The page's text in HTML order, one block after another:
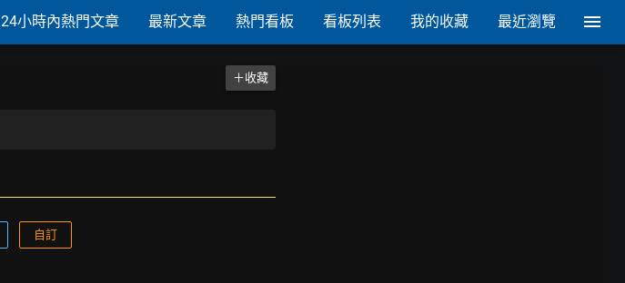
24小時內熱門文章 最新文章 熱門看板 看板列表 我的收藏 最近瀏覽
＋收藏
自訂